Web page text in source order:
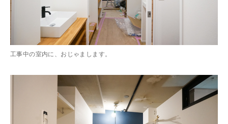
工事中の室内に、おじゃまします。